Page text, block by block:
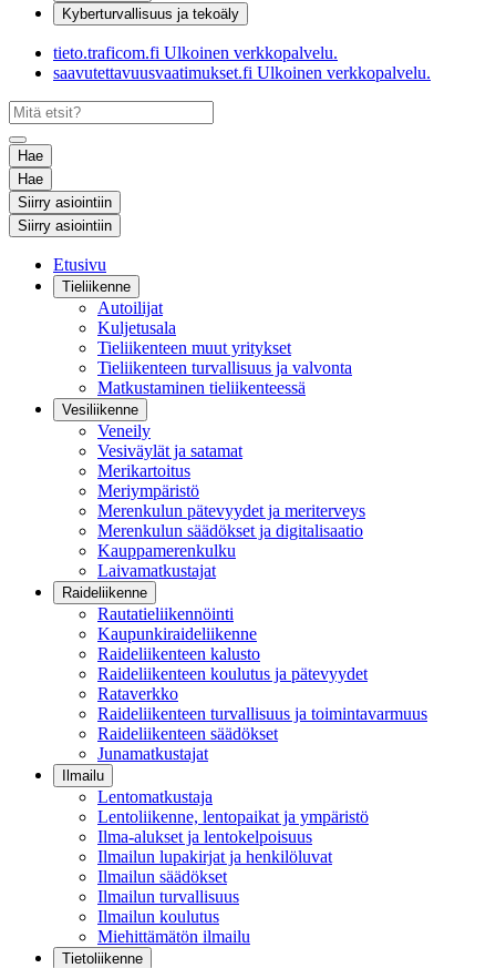
Kyberturvallisuus ja tekoäly
tieto.traficom.fi Ulkoinen verkkopalvelu.
saavutettavuusvaatimukset.fi Ulkoinen verkkopalvelu.
Hae
Hae
Siirry asiointiin
Siirry asiointiin
Etusivu
Tieliikenne
Autoilijat
Kuljetusala
Tieliikenteen muut yritykset
Tieliikenteen turvallisuus ja valvonta
Matkustaminen tieliikenteessä
Vesiliikenne
Veneily
Vesiväylät ja satamat
Merikartoitus
Meriympäristö
Merenkulun pätevyydet ja meriterveys
Merenkulun säädökset ja digitalisaatio
Kauppamerenkulku
Laivamatkustajat
Raideliikenne
Rautatieliikennöinti
Kaupunkiraideliikenne
Raideliikenteen kalusto
Raideliikenteen koulutus ja pätevyydet
Rataverkko
Raideliikenteen turvallisuus ja toimintavarmuus
Raideliikenteen säädökset
Junamatkustajat
Ilmailu
Lentomatkustaja
Lentoliikenne, lentopaikat ja ympäristö
Ilma-alukset ja lentokelpoisuus
Ilmailun lupakirjat ja henkilöluvat
Ilmailun säädökset
Ilmailun turvallisuus
Ilmailun koulutus
Miehittämätön ilmailu
Tietoliikenne